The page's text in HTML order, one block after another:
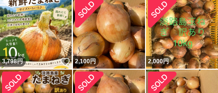
3,798円 いいね！
2,100円 2,000円